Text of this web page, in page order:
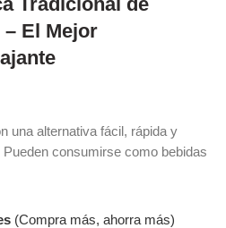
El Mejor
una alternativa fácil, rápida y
consumirse como bebidas
(Compra más, ahorra más)